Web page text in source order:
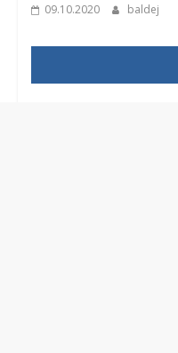
09.10.2020 baldej